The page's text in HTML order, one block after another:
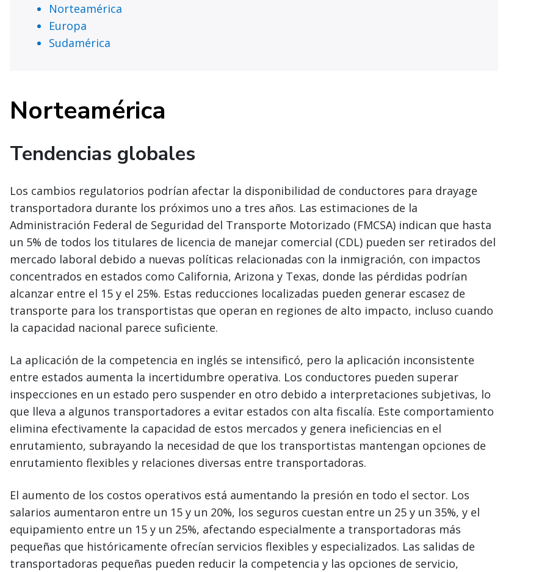
Norteamérica
Europa
Sudamérica
Norteamérica
Tendencias globales
Los cambios regulatorios podrían afectar la disponibilidad de conductores para drayage
transportadora durante los próximos uno a tres años. Las estimaciones de la
Administración Federal de Seguridad del Transporte Motorizado (FMCSA) indican que hasta
un 5% de todos los titulares de licencia de manejar comercial (CDL) pueden ser retirados del
mercado laboral debido a nuevas políticas relacionadas con la inmigración, con impactos
concentrados en estados como California, Arizona y Texas, donde las pérdidas podrían
alcanzar entre el 15 y el 25%. Estas reducciones localizadas pueden generar escasez de
transporte para los transportistas que operan en regiones de alto impacto, incluso cuando
la capacidad nacional parece suficiente.
La aplicación de la competencia en inglés se intensificó, pero la aplicación inconsistente
entre estados aumenta la incertidumbre operativa. Los conductores pueden superar
inspecciones en un estado pero suspender en otro debido a interpretaciones subjetivas, lo
que lleva a algunos transportadores a evitar estados con alta fiscalía. Este comportamiento
elimina efectivamente la capacidad de estos mercados y genera ineficiencias en el
enrutamiento, subrayando la necesidad de que los transportistas mantengan opciones de
enrutamiento flexibles y relaciones diversas entre transportadoras.
El aumento de los costos operativos está aumentando la presión en todo el sector. Los
salarios aumentaron entre un 15 y un 20%, los seguros cuestan entre un 25 y un 35%, y el
equipamiento entre un 15 y un 25%, afectando especialmente a transportadoras más
pequeñas que históricamente ofrecían servicios flexibles y especializados. Las salidas de
transportadoras pequeñas pueden reducir la competencia y las opciones de servicio,